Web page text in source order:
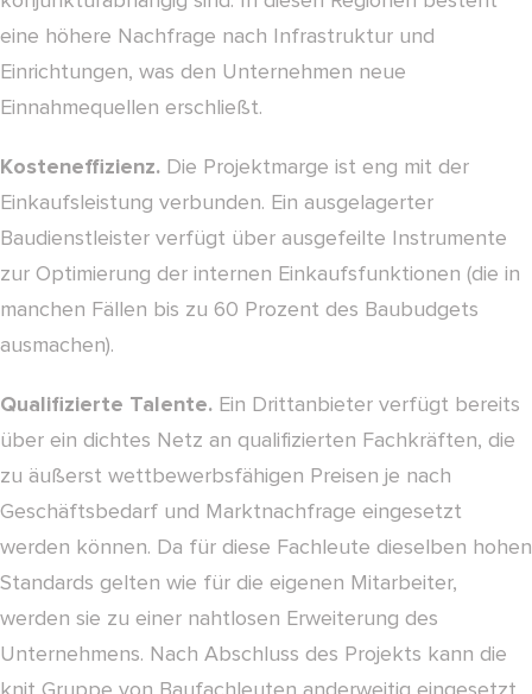
eine höhere Nachfrage nach Infrastruktur und
Einrichtungen, was den Unternehmen neue
Einnahmequellen erschließt.
Kosteneffizienz. Die Projektmarge ist eng mit der
Einkaufsleistung verbunden. Ein ausgelagerter
Baudienstleister verfügt über ausgefeilte Instrumente
zur Optimierung der internen Einkaufsfunktionen (die in
manchen Fällen bis zu 60 Prozent des Baubudgets
ausmachen).
Qualifizierte Talente. Ein Drittanbieter verfügt bereits
über ein dichtes Netz an qualifizierten Fachkräften, die
zu äußerst wettbewerbsfähigen Preisen je nach
Geschäftsbedarf und Marktnachfrage eingesetzt
werden können. Da für diese Fachleute dieselben hohen
Standards gelten wie für die eigenen Mitarbeiter,
werden sie zu einer nahtlosen Erweiterung des
Unternehmens. Nach Abschluss des Projekts kann die